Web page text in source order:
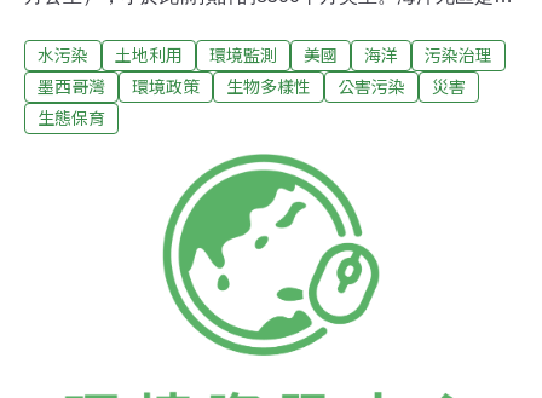
域。墨西哥灣死區的形成是密西西比河流域大量農用肥料
排入墨西哥灣所致。這些氮肥和磷肥排入墨西哥灣後導致
海藻等有機物過度繁盛，如果它們不能及時被其他動物消
耗，死亡後便會由細菌分解，這一過程將大量消耗海水中
的氧氣，最終使其他生物無法生存。美國國家海洋和大氣
管理局估計，墨西哥灣死區今年的面積小於預計的原因在
於，墨西哥灣的風力以及該海域的洋流異常強勁，帶來了
大量氧氣。不過，協助該局測量死區面積的美國路易斯安
那大學科學家南希.拉巴萊斯表示，今年的死區面積雖然較
小，但威脅更大，因為死區一般位於接近海床的區域，但
今年的死區卻比往年更接近海面，這將威脅墨西哥灣產值
水污染 土地利用 環境監測 美國 海洋
污染治理
墨西哥灣
環境政策 生物多樣性 公害污染
災害
生態保育